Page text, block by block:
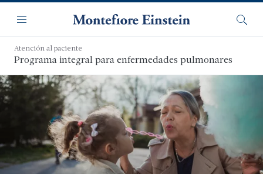
contenido
principal
Navegación
Menú
Atención al paciente
Programa integral para enfermedades pulmonares